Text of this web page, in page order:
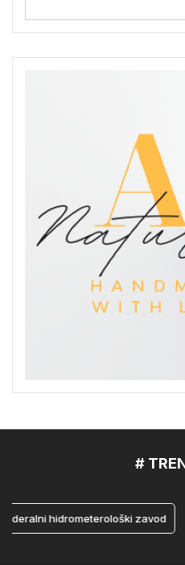
#
hidrometerološki zavod